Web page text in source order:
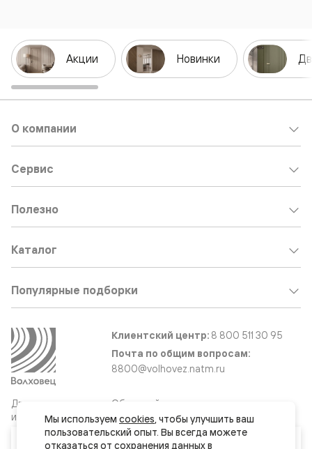
Ваш город
Акции Новинки
Двери
и интерьерные
решения
О компании
Сервис
Полезно
Каталог
Популярные подборки
Клиентский центр: 8 800 511 30 95
Почта по общим вопросам:
8800@volhovez.natm.ru
Обратный звонок
Мы используем cookies, чтобы улучшить ваш
пользовательский опыт. Вы всегда можете
отказаться от сохранения данных в